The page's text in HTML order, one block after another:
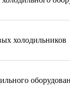
холодильников